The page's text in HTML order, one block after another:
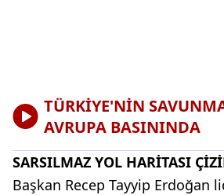
TÜRKİYE'NİN
AVRUPA BASININDA
SARSILMAZ YOL HARİTASI
Başkan Recep Tayyip Erdoğan